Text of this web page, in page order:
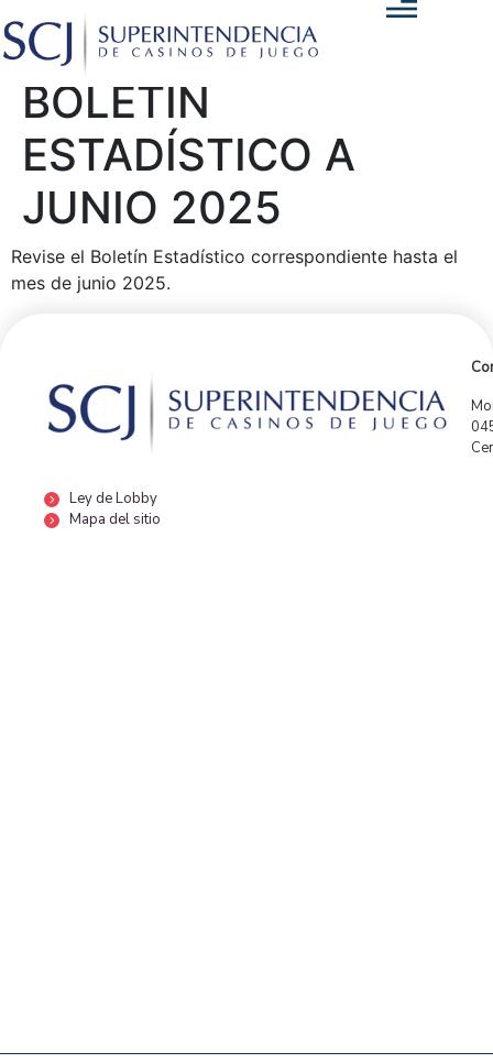
BOLETÍN
ESTADÍSTICO A
JUNIO 2025
Revise el Boletín Estadístico correspondiente hasta el
mes de junio 2025.
Ley de Lobby
Mapa del sitio